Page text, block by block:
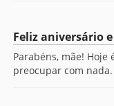
Feliz aniversário
Parabéns, mãe! Hoje
preocupar com